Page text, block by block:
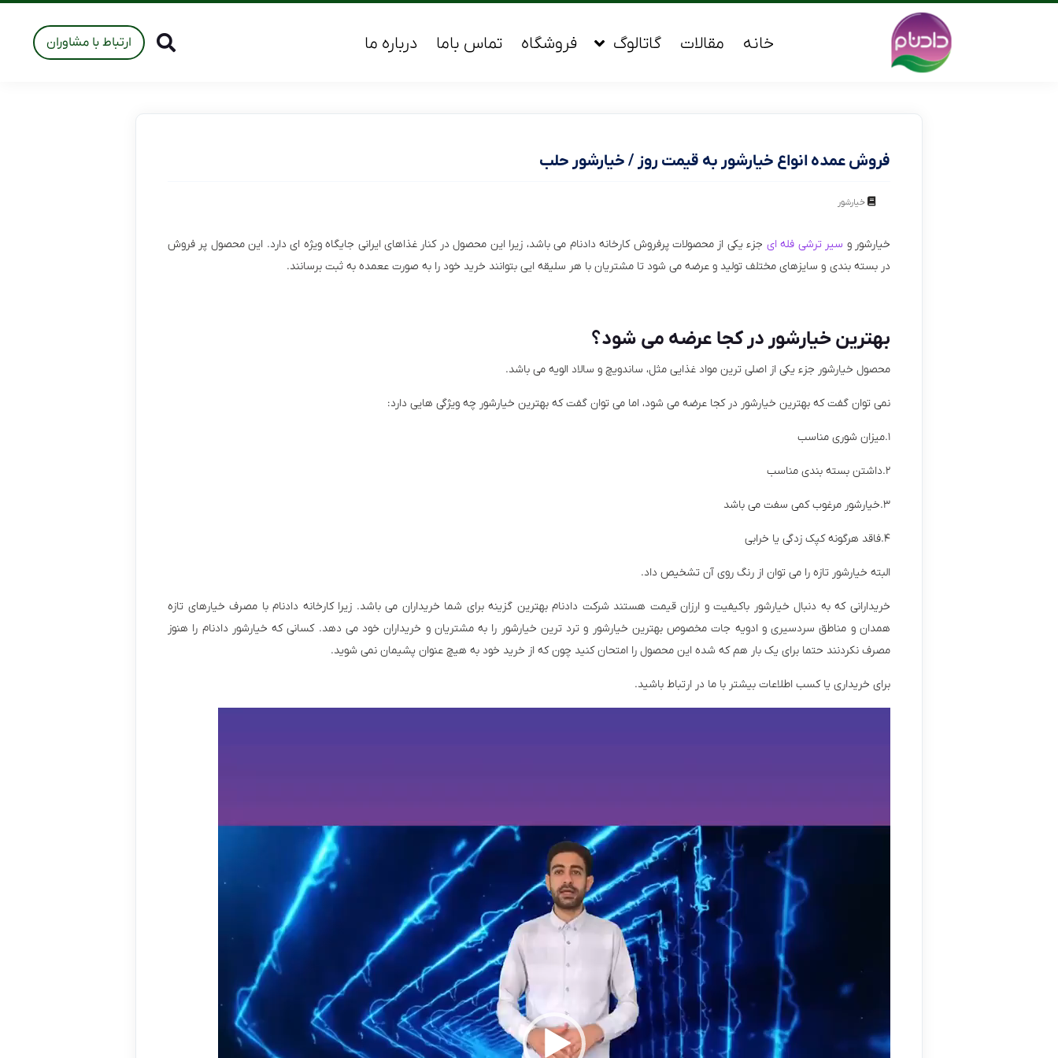
خانه مقالات گاتالوگ فروشگاه تماس باما درباره ما ارتباط با مشاوران
فروش عمده انواع خیارشور به قیمت روز / خیارشور حلب
خیارشور
خیارشور و سیر ترشی فله ای جزء یکی از محصولات پرفروش کارخانه دادنام می باشد، زیرا این محصول در کنار غذاهای ایرانی جایگاه ویژه ای دارد. این محصول پر فروش
در بسته بندی و سایزهای مختلف تولید و عرضه می شود تا مشتریان با هر سلیقه ایی بتوانند خرید خود را به صورت ععمده به ثبت برسانند.
بهترین خیارشور در کجا عرضه می شود؟
محصول خیارشور جزء یکی از اصلی ترین مواد غذایی مثل، ساندویچ و سالاد الویه می باشد.
نمی توان گفت که بهترین خیارشور در کجا عرضه می شود، اما می توان گفت که بهترین خیارشور چه ویژگی هایی دارد:
۱.میزان شوری مناسب
۲.داشتن بسته بندی مناسب
۳.خیارشور مرغوب کمی سفت می باشد
۴.فاقد هرگونه کپک زدگی یا خرابی
البته خیارشور تازه را می توان از رنگ روی آن تشخیص داد.
خریدارانی که به دنبال خیارشور باکیفیت و ارزان قیمت هستند شرکت دادنام بهترین گزینه برای شما خریداران می باشد. زیرا کارخانه دادنام با مصرف خیارهای تازه
همدان و مناطق سردسیری و ادویه جات مخصوص بهترین خیارشور و ترد ترین خیارشور را به مشتریان و خریداران خود می دهد. کسانی که خیارشور دادنام را هنوز
مصرف نکردنند حتما برای یک بار هم که شده این محصول را امتحان کنید چون که از خرید خود به هیچ عنوان پشیمان نمی شوید.
برای خریداری یا کسب اطلاعات بیشتر با ما در ارتباط باشید.